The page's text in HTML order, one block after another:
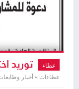
عطاء توريد
عطاءات » أحبار